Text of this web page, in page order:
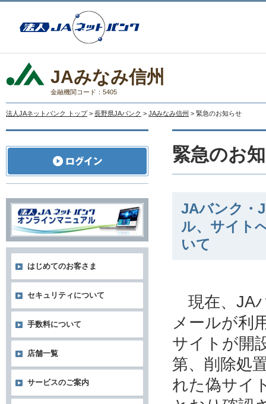
JAみなみ信州
金融機関コード：5405
法人JAネットバンク トップ > 長野県JAバンク > JAみなみ信州 > 緊急のお知らせ
緊急のお
JAバンク・
ル、サイト
いて
現在、JA
メールが利
サイトが開
第、削除処
れた偽サイ
はじめてのお客さま
セキュリティについて
手数料について
店舗一覧
サービスのご案内